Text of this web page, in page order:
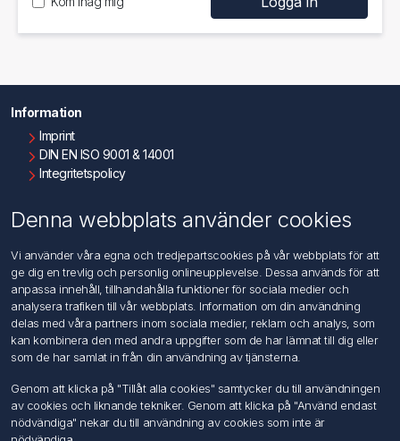
Information
Imprint
DIN EN ISO 9001 & 14001
Integritetspolicy
Kontakta oss
Kundtjänst
Sök
Mitt konto
Mina ordrar
Mina adresser
Denna webbplats använder cookies
Vi använder våra egna och tredjepartscookies på vår webbplats för att
ge dig en trevlig och personlig onlineupplevelse. Dessa används för att
anpassa innehåll, tillhandahålla funktioner för sociala medier och
analysera trafiken till vår webbplats. Information om din användning
delas med våra partners inom sociala medier, reklam och analys, som
kan kombinera den med andra uppgifter som de har lämnat till dig eller
som de har samlat in från din användning av tjänsterna.
Genom att klicka på "Tillåt alla cookies" samtycker du till användningen
av cookies och liknande tekniker. Genom att klicka på "Använd endast
nödvändiga" nekar du till användning av cookies som inte är